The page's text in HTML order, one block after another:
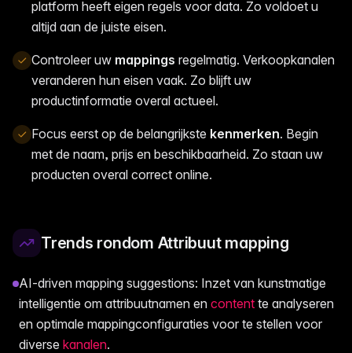
platform heeft eigen regels voor data. Zo voldoet u
altijd aan de juiste eisen.
Controleer uw mappings regelmatig. Verkoopkanalen
veranderen hun eisen vaak. Zo blijft uw
productinformatie overal actueel.
Focus eerst op de belangrijkste kenmerken. Begin
met de naam, prijs en beschikbaarheid. Zo staan uw
producten overal correct online.
Trends rondom Attribuut mapping
AI-driven mapping suggestions: Inzet van kunstmatige
intelligentie om attribuutnamen en content te analyseren
en optimale mappingconfiguraties voor te stellen voor
diverse kanalen.